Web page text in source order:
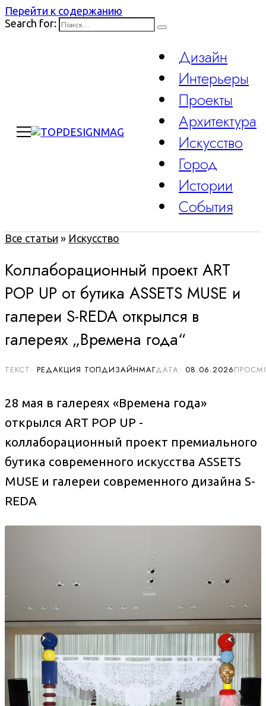
Перейти к содержанию
Search for:
Дизайн
Интерьеры
Проекты
Архитектура
Искусство
Город
Истории
События
Все статьи » Искусство
Коллаборационный проект ART
POP UP от бутика ASSETS MUSE и
галереи S-REDA открылся в
галереях „Времена года“
РЕДАКЦИЯ ТОПДИЗАЙНМАГ 08.06.2026
28 мая в галереях «Времена года»
открылся ART POP UP -
коллаборационный проект премиального
бутика современного искусства ASSETS
MUSE и галереи современного дизайна S-
REDA